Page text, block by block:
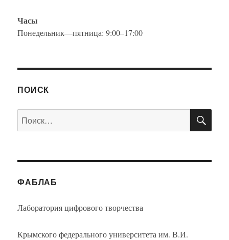
Часы
Понедельник—пятница: 9:00–17:00
ПОИСК
Искать:
ФАБЛАБ
Лаборатория цифрового творчества
Крымского федерального университета им. В.И.